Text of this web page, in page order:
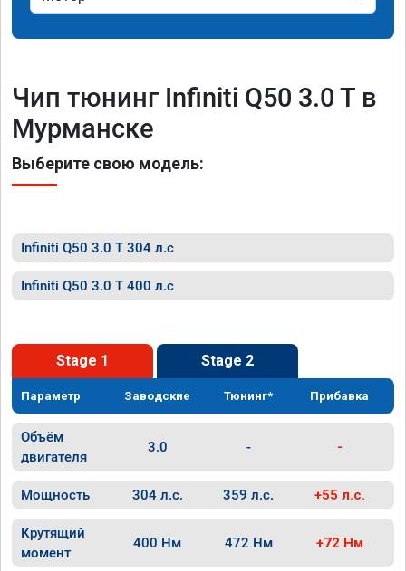
Чип тюнинг Infiniti Q50 3.0 T в
Мурманске
Выберите свою модель:
Infiniti Q50 3.0 T 304 л.с
Infiniti Q50 3.0 T 400 л.с
Stage 1 Stage 2
Параметр Заводские Тюнинг* Прибавка
Объём
двигателя
3.0 - -
Мощность 304 л.с. 359 л.с. +55 л.с.
Крутящий
момент
400 Нм 472 Нм +72 Нм